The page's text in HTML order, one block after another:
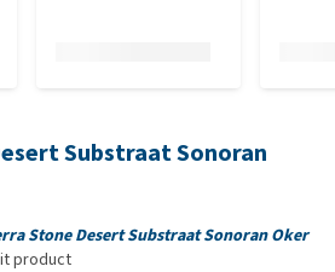
Substraat Sonoran
Stone Desert Substraat Sonoran Oker
product